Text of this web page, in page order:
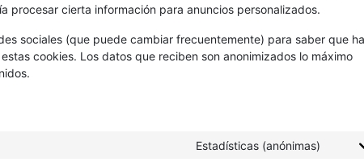
procesar cierta información para anuncios personalizados.
sociales (que puede cambiar frecuentemente) para saber que
cookies. Los datos que reciben son anonimizados lo máximo
Estadísticas (anónimas)